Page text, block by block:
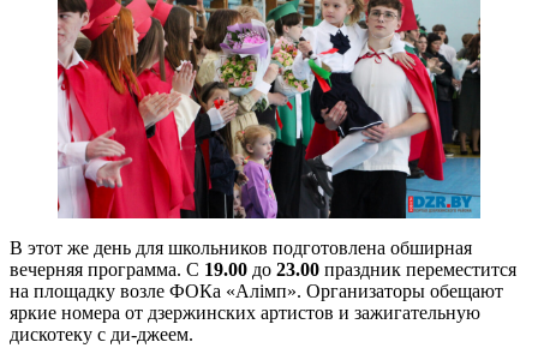
В этот же день для школьников подготовлена обширная
вечерняя программа. С 19.00 до 23.00 праздник переместится
на площадку возле ФОКа «Алімп». Организаторы обещают
яркие номера от дзержинских артистов и зажигательную
дискотеку с ди-джеем.